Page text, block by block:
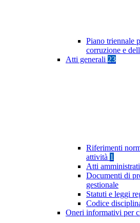
Piano triennale
corruzione e
Atti generali 23
Riferimenti
attività 1
Atti
Documenti di
gestionale
Statuti e leggi
Codice
Oneri informativi per